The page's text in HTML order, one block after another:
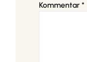
Kommentar *